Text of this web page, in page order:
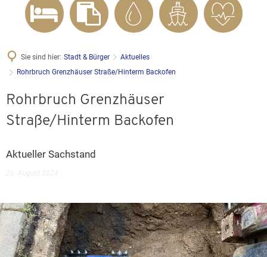
Sie sind hier: Stadt & Bürger
Aktuelles
Rohrbruch Grenzhäuser Straße/Hinterm Backofen
Rohrbruch Grenzhäuser
Straße/Hinterm Backofen
Aktueller Sachstand
26. August 2024